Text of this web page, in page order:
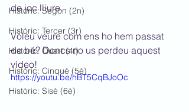
Històric: Segon (2n)
Històric: Tercer (3r)
Històric: Quart (4t)
Històric: Cinquè (5è)
Històric: Sisè (6è)
de joc lliure.
Voleu veure com ens ho hem passat
de bé? Doncs no us perdeu aquest
vídeo!
https://youtu.be/hBT5CqBJoOc